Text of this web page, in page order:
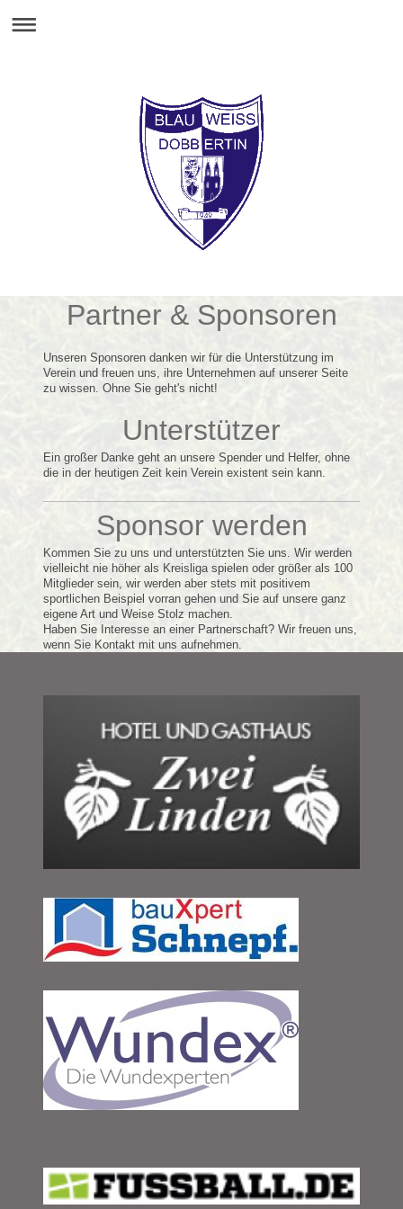
Partner & Sponsoren
Unseren Sponsoren danken wir für die Unterstützung im
Verein und freuen uns, ihre Unternehmen auf unserer Seite
zu wissen. Ohne Sie geht's nicht!
Unterstützer
Ein großer Danke geht an unsere Spender und Helfer, ohne
die in der heutigen Zeit kein Verein existent sein kann.
Sponsor werden
Kommen Sie zu uns und unterstützten Sie uns. Wir werden
vielleicht nie höher als Kreisliga spielen oder größer als 100
Mitglieder sein, wir werden aber stets mit positivem
sportlichen Beispiel vorran gehen und Sie auf unsere ganz
eigene Art und Weise Stolz machen.
Haben Sie Interesse an einer Partnerschaft? Wir freuen uns,
wenn Sie Kontakt mit uns aufnehmen.